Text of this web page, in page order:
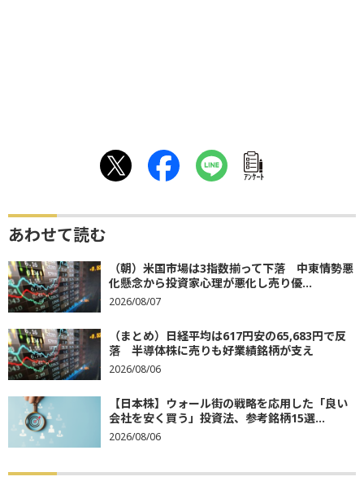
ｱﾝｹｰﾄ
あわせて読む
（朝）米国市場は3指数揃って下落 中東情勢悪
化懸念から投資家心理が悪化し売り優...
2026/08/07
（まとめ）日経平均は617円安の65,683円で反
落 半導体株に売りも好業績銘柄が支え
2026/08/06
【日本株】ウォール街の戦略を応用した「良い
会社を安く買う」投資法、参考銘柄15選...
2026/08/06